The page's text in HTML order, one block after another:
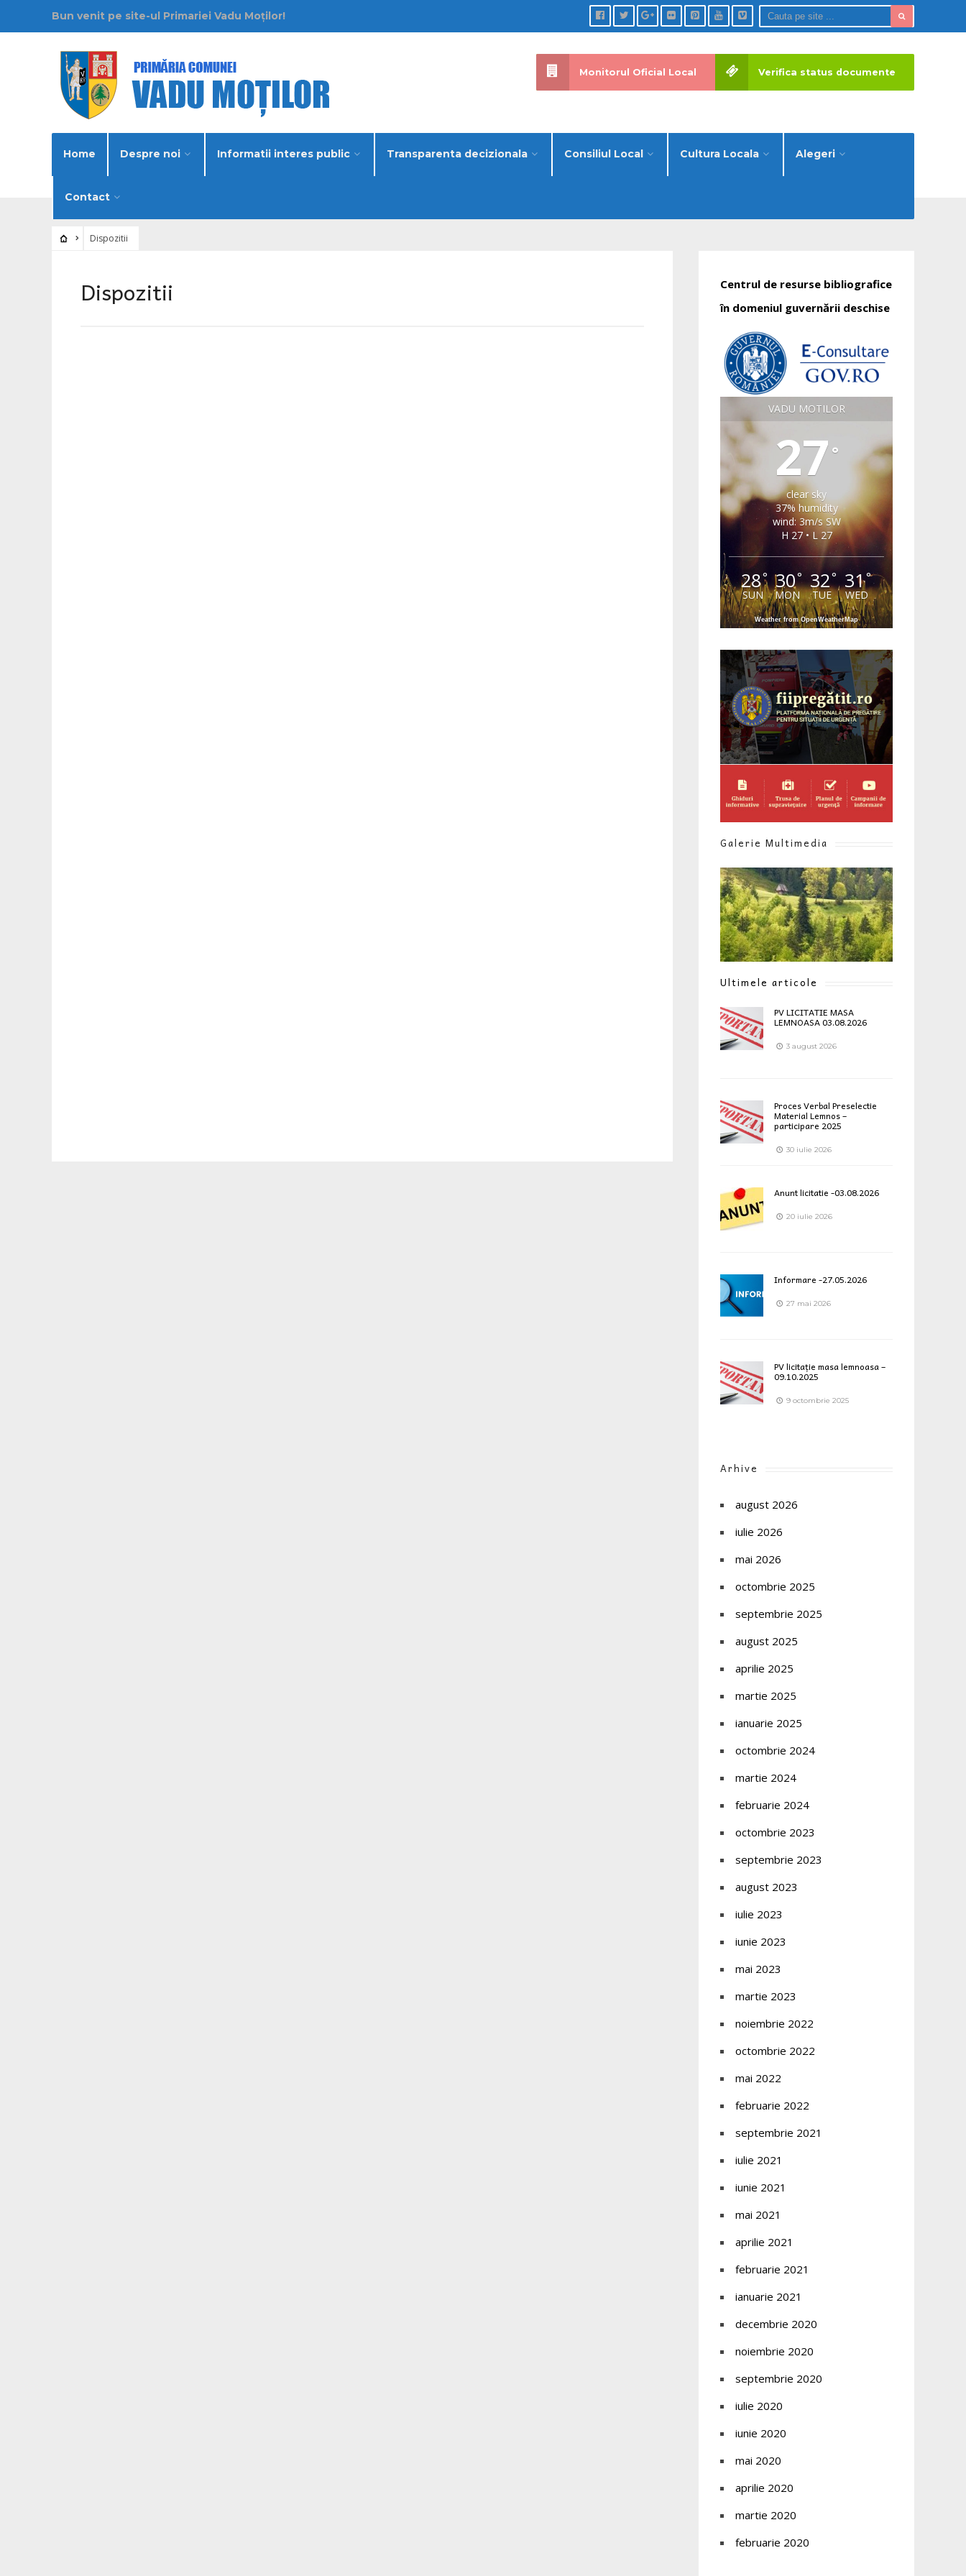
Bun venit pe site-ul Primariei Vadu Moților!
Home Despre noi Informatii interes public Transparenta decizionala Consiliul Local Cultura Locala Alegeri
Contact
Monitorul Oficial Local Verifica status documente
Dispozitii
Dispozitii
Centrul de resurse bibliografice
în domeniul guvernării deschise
VADU MOTILOR
27 °
clear sky
37% humidity
wind: 3m/s SW
H 27 • L 27
28°
SUN
30°
MON
32°
TUE
31°
WED
Weather from OpenWeatherMap
Galerie Multimedia
Ultimele articole
PV LICITATIE MASA
LEMNOASA 03.08.2026
3 august 2026
Proces Verbal Preselectie
Material Lemnos –
participare 2025
30 iulie 2026
Anunt licitatie -03.08.2026
20 iulie 2026
Informare -27.05.2026
27 mai 2026
PV licitație masa lemnoasa –
09.10.2025
9 octombrie 2025
Arhive
august 2026
iulie 2026
mai 2026
octombrie 2025
septembrie 2025
august 2025
aprilie 2025
martie 2025
ianuarie 2025
octombrie 2024
martie 2024
februarie 2024
octombrie 2023
septembrie 2023
august 2023
iulie 2023
iunie 2023
mai 2023
martie 2023
noiembrie 2022
octombrie 2022
mai 2022
februarie 2022
septembrie 2021
iulie 2021
iunie 2021
mai 2021
aprilie 2021
februarie 2021
ianuarie 2021
decembrie 2020
noiembrie 2020
septembrie 2020
iulie 2020
iunie 2020
mai 2020
aprilie 2020
martie 2020
februarie 2020